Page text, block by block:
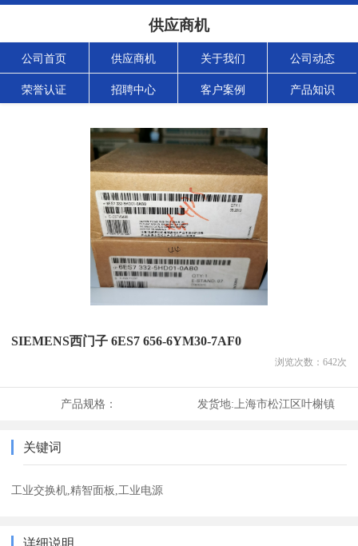
供应商机
公司首页 供应商机 关于我们 公司动态
荣誉认证 招聘中心 客户案例 产品知识
SIEMENS西门子 6ES7 656-6YM30-7AF0
浏览次数： 642次
产品规格： 发货地: 上海市松江区叶榭镇
关键词
工业交换机,精智面板,工业电源